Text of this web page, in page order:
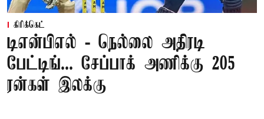
கிரிக்கெட்
டிஎன்பிஎல் - நெல்லை அதிரடி
பேட்டிங்... சேப்பாக் அணிக்கு 205
ரன்கள் இலக்கு